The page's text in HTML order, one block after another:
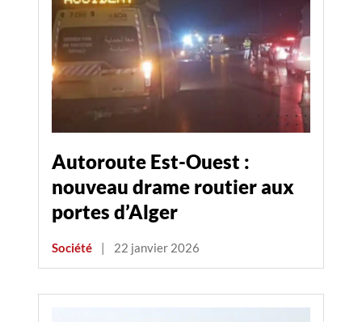
Autoroute Est-Ouest :
nouveau drame routier aux
portes d’Alger
Société | 22 janvier 2026